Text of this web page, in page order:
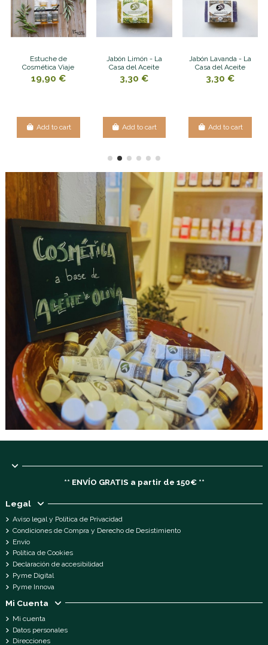
Estuche de
Cosmética Viaje
19,90 €
Add to cart
Jabón Limón - La
Casa del Aceite
3,30 €
Add to cart
Jabón Lavanda - La
Casa del Aceite
3,30 €
Add to cart
** ENVÍO GRATIS a partir de 150€ **
Legal
Aviso legal y Política de Privacidad
Condiciones de Compra y Derecho de Desistimiento
Envío
Política de Cookies
Declaración de accesibilidad
Pyme Digital
Pyme Innova
Mi Cuenta
Mi cuenta
Datos personales
Direcciones